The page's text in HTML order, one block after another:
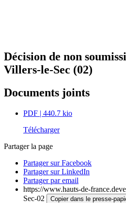
Décision de non
Villers-le-Sec (02)
Documents joints
PDF | 440.7 kio
Télécharger
Partager la page
Partager sur Facebook
Partager sur LinkedIn
Partager par email
https://www.hauts-de-
Sec-02
Copier dans le presse-